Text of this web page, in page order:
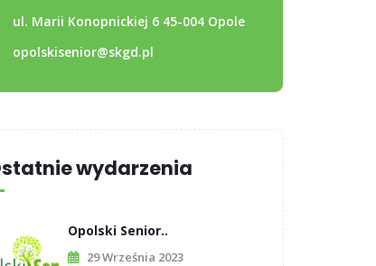
ul. Marii Konopnickiej 6 45-004 Opole
opolskisenior@skgd.pl
wydarzenia
Opolski Senior..
29 Września 2023